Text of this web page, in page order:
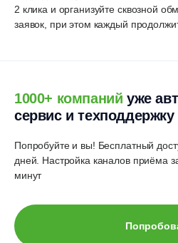
2 клика и организуйте сквозной
заявок, при этом каждый
1000+ компаний уже
сервис и
Попробуйте и вы! Бесплатный
дней. Настройка каналов приёма
минут